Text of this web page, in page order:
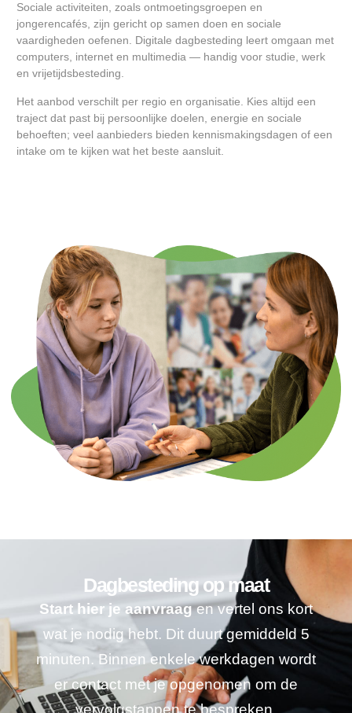
Sociale activiteiten, zoals ontmoetingsgroepen en
jongerencafés, zijn gericht op samen doen en sociale
vaardigheden oefenen. Digitale dagbesteding leert omgaan met
computers, internet en multimedia — handig voor studie, werk
en vrijetijdsbesteding.
Het aanbod verschilt per regio en organisatie. Kies altijd een
traject dat past bij persoonlijke doelen, energie en sociale
behoeften; veel aanbieders bieden kennismakingsdagen of een
intake om te kijken wat het beste aansluit.
Dagbesteding op maat
Start hier je aanvraagen vertel ons kort
wat je nodig hebt. Dit duurt gemiddeld 5
minuten. Binnen enkele werkdagen wordt
er contact met je opgenomen om de
vervolgstappen te bespreken.